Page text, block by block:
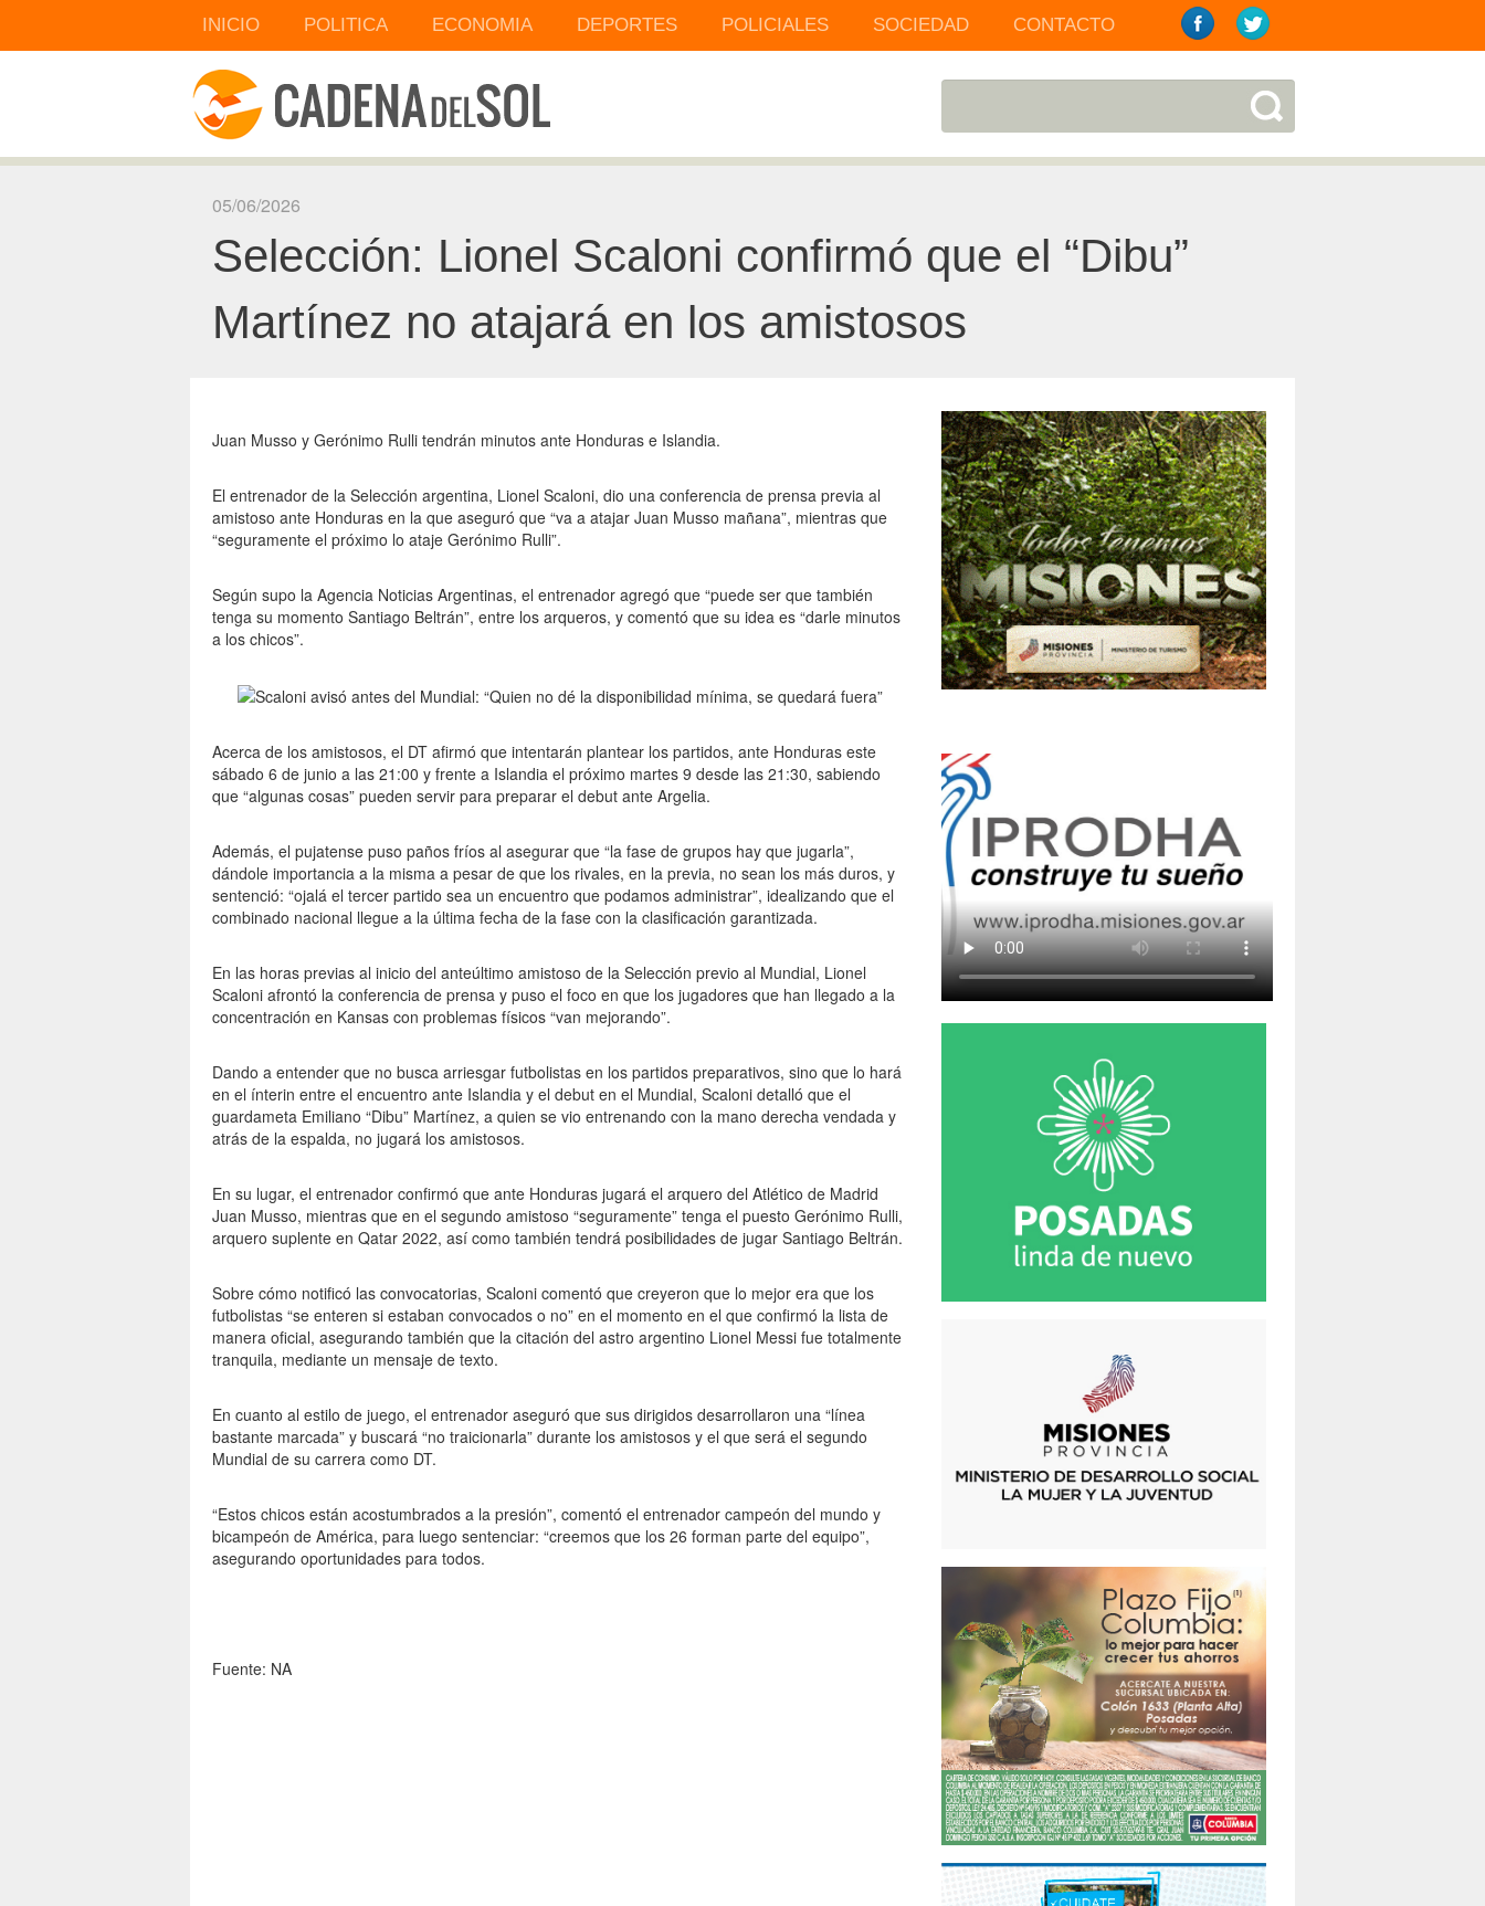
INICIO POLITICA ECONOMIA DEPORTES POLICIALES SOCIEDAD CONTACTO
05/06/2026
Selección: Lionel Scaloni confirmó que el “Dibu”
Martínez no atajará en los amistosos
Juan Musso y Gerónimo Rulli tendrán minutos ante Honduras e Islandia.
El entrenador de la Selección argentina, Lionel Scaloni, dio una conferencia de prensa previa al
amistoso ante Honduras en la que aseguró que “va a atajar Juan Musso mañana”, mientras que
“seguramente el próximo lo ataje Gerónimo Rulli”.
Según supo la Agencia Noticias Argentinas, el entrenador agregó que “puede ser que también
tenga su momento Santiago Beltrán”, entre los arqueros, y comentó que su idea es “darle minutos
a los chicos”.
Acerca de los amistosos, el DT afirmó que intentarán plantear los partidos, ante Honduras este
sábado 6 de junio a las 21:00 y frente a Islandia el próximo martes 9 desde las 21:30, sabiendo
que “algunas cosas” pueden servir para preparar el debut ante Argelia.
Además, el pujatense puso paños fríos al asegurar que “la fase de grupos hay que jugarla”,
dándole importancia a la misma a pesar de que los rivales, en la previa, no sean los más duros, y
sentenció: “ojalá el tercer partido sea un encuentro que podamos administrar”, idealizando que el
combinado nacional llegue a la última fecha de la fase con la clasificación garantizada.
En las horas previas al inicio del anteúltimo amistoso de la Selección previo al Mundial, Lionel
Scaloni afrontó la conferencia de prensa y puso el foco en que los jugadores que han llegado a la
concentración en Kansas con problemas físicos “van mejorando”.
Dando a entender que no busca arriesgar futbolistas en los partidos preparativos, sino que lo hará
en el ínterin entre el encuentro ante Islandia y el debut en el Mundial, Scaloni detalló que el
guardameta Emiliano “Dibu” Martínez, a quien se vio entrenando con la mano derecha vendada y
atrás de la espalda, no jugará los amistosos.
En su lugar, el entrenador confirmó que ante Honduras jugará el arquero del Atlético de Madrid
Juan Musso, mientras que en el segundo amistoso “seguramente” tenga el puesto Gerónimo Rulli,
arquero suplente en Qatar 2022, así como también tendrá posibilidades de jugar Santiago Beltrán.
Sobre cómo notificó las convocatorias, Scaloni comentó que creyeron que lo mejor era que los
futbolistas “se enteren si estaban convocados o no” en el momento en el que confirmó la lista de
manera oficial, asegurando también que la citación del astro argentino Lionel Messi fue totalmente
tranquila, mediante un mensaje de texto.
En cuanto al estilo de juego, el entrenador aseguró que sus dirigidos desarrollaron una “línea
bastante marcada” y buscará “no traicionarla” durante los amistosos y el que será el segundo
Mundial de su carrera como DT.
“Estos chicos están acostumbrados a la presión”, comentó el entrenador campeón del mundo y
bicampeón de América, para luego sentenciar: “creemos que los 26 forman parte del equipo”,
asegurando oportunidades para todos.
Fuente: NA